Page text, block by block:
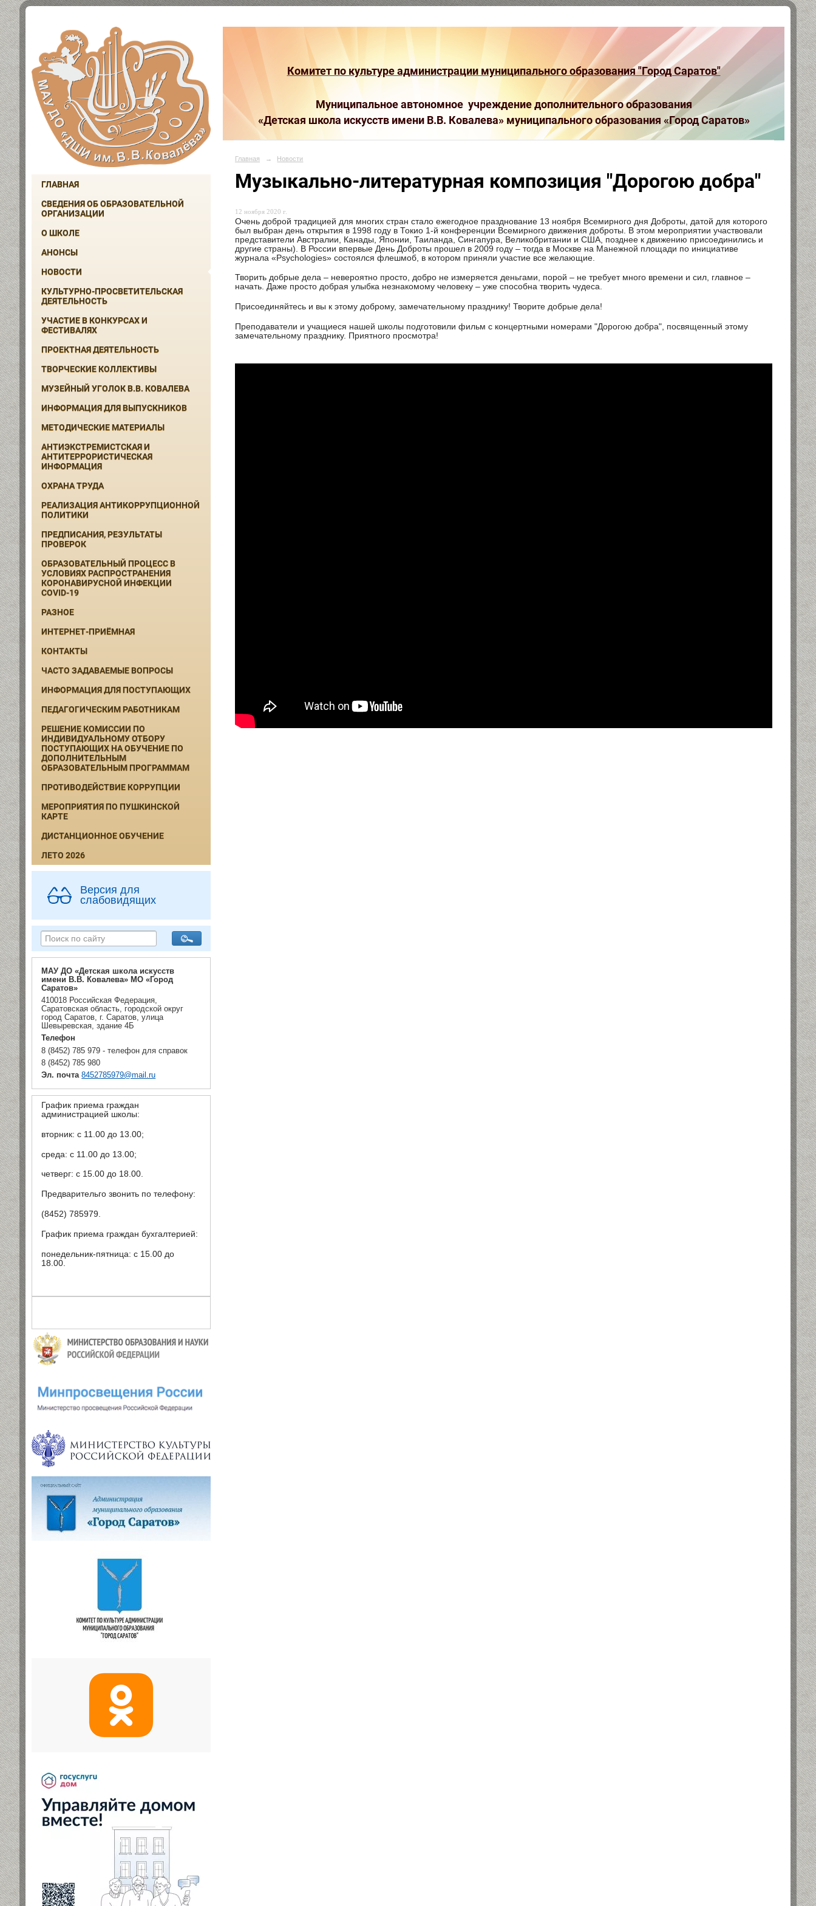
ГЛАВНАЯ
СВЕДЕНИЯ ОБ ОБРАЗОВАТЕЛЬНОЙ
ОРГАНИЗАЦИИ
О ШКОЛЕ
АНОНСЫ
НОВОСТИ
КУЛЬТУРНО-ПРОСВЕТИТЕЛЬСКАЯ
ДЕЯТЕЛЬНОСТЬ
УЧАСТИЕ В КОНКУРСАХ И
ФЕСТИВАЛЯХ
ПРОЕКТНАЯ ДЕЯТЕЛЬНОСТЬ
ТВОРЧЕСКИЕ КОЛЛЕКТИВЫ
МУЗЕЙНЫЙ УГОЛОК В.В. КОВАЛЕВА
ИНФОРМАЦИЯ ДЛЯ ВЫПУСКНИКОВ
МЕТОДИЧЕСКИЕ МАТЕРИАЛЫ
АНТИЭКСТРЕМИСТСКАЯ И
АНТИТЕРРОРИСТИЧЕСКАЯ
ИНФОРМАЦИЯ
ОХРАНА ТРУДА
РЕАЛИЗАЦИЯ АНТИКОРРУПЦИОННОЙ
ПОЛИТИКИ
ПРЕДПИСАНИЯ, РЕЗУЛЬТАТЫ
ПРОВЕРОК
ОБРАЗОВАТЕЛЬНЫЙ ПРОЦЕСС В
УСЛОВИЯХ РАСПРОСТРАНЕНИЯ
КОРОНАВИРУСНОЙ ИНФЕКЦИИ
COVID-19
РАЗНОЕ
ИНТЕРНЕТ-ПРИЁМНАЯ
КОНТАКТЫ
ЧАСТО ЗАДАВАЕМЫЕ ВОПРОСЫ
ИНФОРМАЦИЯ ДЛЯ ПОСТУПАЮЩИХ
ПЕДАГОГИЧЕСКИМ РАБОТНИКАМ
РЕШЕНИЕ КОМИССИИ ПО
ИНДИВИДУАЛЬНОМУ ОТБОРУ
ПОСТУПАЮЩИХ НА ОБУЧЕНИЕ ПО
ДОПОЛНИТЕЛЬНЫМ
ОБРАЗОВАТЕЛЬНЫМ ПРОГРАММАМ
ПРОТИВОДЕЙСТВИЕ КОРРУПЦИИ
МЕРОПРИЯТИЯ ПО ПУШКИНСКОЙ
КАРТЕ
ДИСТАНЦИОННОЕ ОБУЧЕНИЕ
ЛЕТО 2026
Версия для
слабовидящих
МАУ ДО «Детская школа искусств
имени В.В. Ковалева» МО «Город
Саратов»
410018 Российская Федерация,
Саратовская область, городской округ
город Саратов, г. Саратов, улица
Шевыревская, здание 4Б
Телефон
8 (8452) 785 979 - телефон для справок
8 (8452) 785 980
Эл. почта 8452785979@mail.ru
График приема граждан
администрацией школы:
вторник: с 11.00 до 13.00;
среда: с 11.00 до 13.00;
четверг: с 15.00 до 18.00.
Предварительго звонить по телефону:
(8452) 785979.
График приема граждан бухгалтерией:
понедельник-пятница: с 15.00 до
18.00.
Комитет по культуре администрации муниципального образования "Город Саратов"
Муниципальное автономное учреждение дополнительного образования
«Детская школа искусств имени В.В. Ковалева» муниципального образования «Город Саратов»
Главная → Новости
Музыкально-литературная композиция "Дорогою добра"
12 ноября 2020 г.
Очень доброй традицией для многих стран стало ежегодное празднование 13 ноября Всемирного дня Доброты, датой для которого
был выбран день открытия в 1998 году в Токио 1-й конференции Всемирного движения доброты. В этом мероприятии участвовали
представители Австралии, Канады, Японии, Таиланда, Сингапура, Великобритании и США, позднее к движению присоединились и
другие страны). В России впервые День Доброты прошел в 2009 году – тогда в Москве на Манежной площади по инициативе
журнала «Psychologies» состоялся флешмоб, в котором приняли участие все желающие.
Творить добрые дела – невероятно просто, добро не измеряется деньгами, порой – не требует много времени и сил, главное –
начать. Даже просто добрая улыбка незнакомому человеку – уже способна творить чудеса.
Присоединяйтесь и вы к этому доброму, замечательному празднику! Творите добрые дела!
Преподаватели и учащиеся нашей школы подготовили фильм с концертными номерами "Дорогою добра", посвященный этому
замечательному празднику. Приятного просмотра!